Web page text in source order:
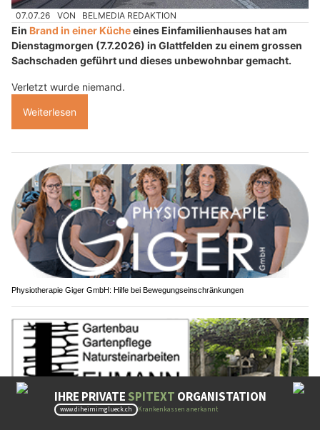
07.07.26 VON BELMEDIA REDAKTION
Ein Brand in einer Kücheeines Einfamilienhauses hat am
Dienstagmorgen (7.7.2026) in Glattfelden zu einem grossen
Sachschaden geführt und dieses unbewohnbar gemacht.
Verletzt wurde niemand.
Weiterlesen
Physiotherapie Giger GmbH: Hilfe bei Bewegungseinschränkungen